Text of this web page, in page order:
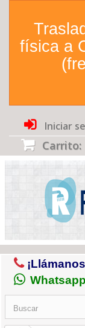
física a
Iniciar
Carrito: